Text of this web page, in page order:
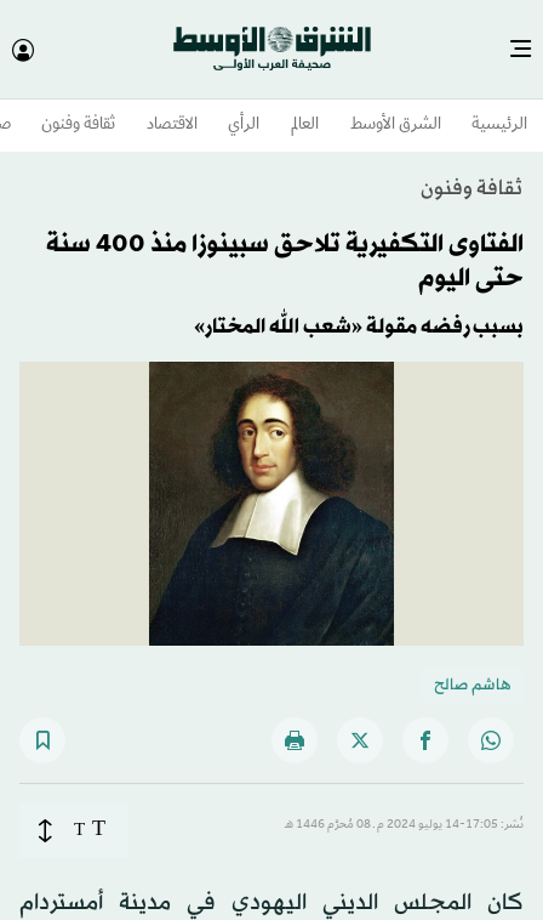
الرئيسية الشرق الأوسط​ العالم الرأي الاقتصاد ثقافة وفنون
ثقافة وفنون
الفتاوى التكفيرية تلاحق سبينوزا منذ 400 سنة
حتى اليوم
بسبب رفضه مقولة «شعب الله المختار»
هاشم صالح
نُشر: 17:05-14 يوليو 2024 م ـ 08 مُحرَّم 1446 هـ T
T
كان المجلس الديني اليهودي في مدينة أمستردام